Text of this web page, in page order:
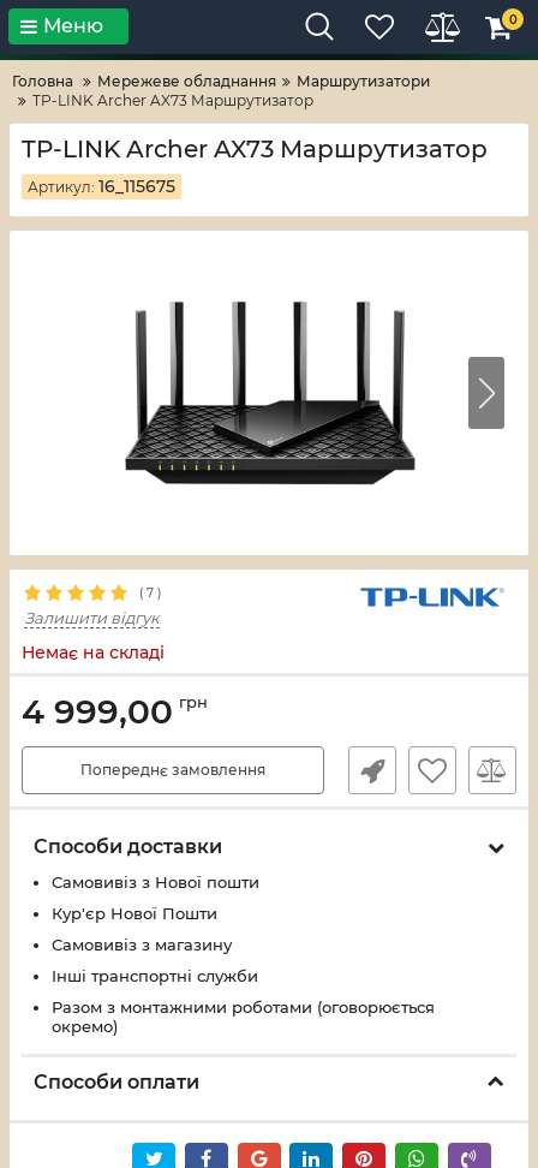
Тільки високі технології! RV-ZAFT
Меню 0
Головна Мережеве обладнання
Маршрутизатори
TP-LINK Archer AX73 Маршрутизатор
TP-LINK Archer AX73 Маршрутизатор
Артикул: 16_115675
( 7 )
Залишити відгук
Немає на складі
4 999,00 грн
Попереднє замовлення
Способи доставки
Самовивіз з Нової пошти
Кур'єр Нової Пошти
Самовивіз з магазину
Інші транспортні служби
Разом з монтажними роботами (оговорюється
окремо)
Способи оплати